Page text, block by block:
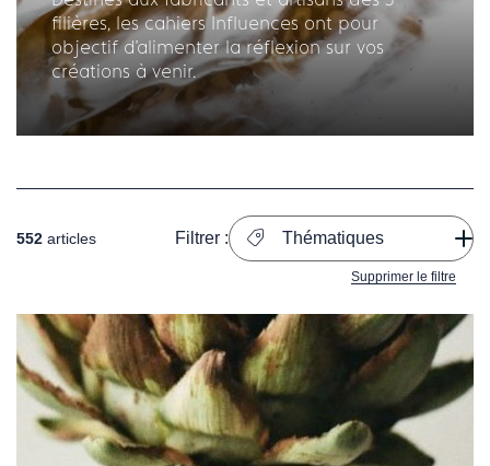
filières, les cahiers Influences ont pour
objectif d'alimenter la réflexion sur vos
créations à venir.
552 articles Filtrer : Thématiques
Supprimer le filtre